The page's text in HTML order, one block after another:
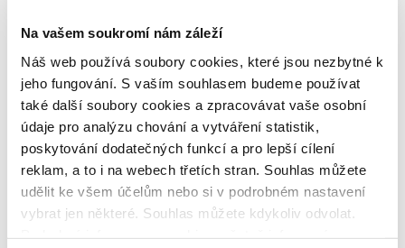
Na vašem soukromí nám záleží
Náš web používá soubory cookies, které jsou nezbytné k
jeho fungování. S vaším souhlasem budeme používat
také další soubory cookies a zpracovávat vaše osobní
údaje pro analýzu chování a vytváření statistik,
poskytování dodatečných funkcí a pro lepší cílení
reklam, a to i na webech třetích stran. Souhlas můžete
udělit ke všem účelům nebo si v podrobném nastavení
vybrat jen některé. Souhlas můžete kdykoliv odvolat.
Napište našim odborníkům
MDDr. Tomáš Pražák
Odborná zubní konzultace –
parodontologie
Alena Růžičková